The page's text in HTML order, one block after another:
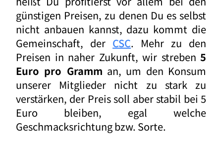
günstigen Preisen, zu denen Du es selbst
nicht anbauen kannst, dazu kommt die
Gemeinschaft, der CSC. Mehr zu den
Preisen in naher Zukunft, wir streben 5
Euro pro Gramm an, um den Konsum
unserer Mitglieder nicht zu stark zu
verstärken, der Preis soll aber stabil bei 5
Euro bleiben, egal welche
Geschmacksrichtung bzw. Sorte.